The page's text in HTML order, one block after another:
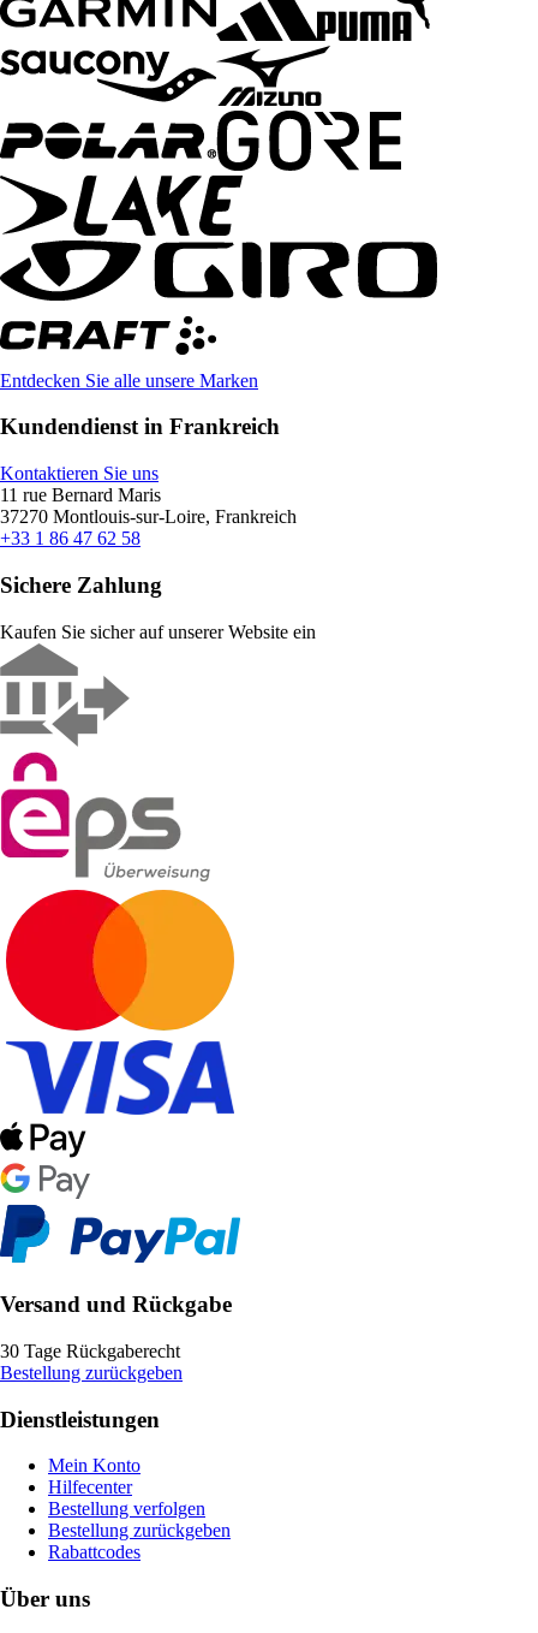
Entdecken Sie alle unsere Marken
Kundendienst in Frankreich
Kontaktieren Sie uns
11 rue Bernard Maris
37270 Montlouis-sur-Loire, Frankreich
+33 1 86 47 62 58
Sichere Zahlung
Kaufen Sie sicher auf unserer Website ein
Versand und Rückgabe
30 Tage Rückgaberecht
Bestellung zurückgeben
Dienstleistungen
Mein Konto
Hilfecenter
Bestellung verfolgen
Bestellung zurückgeben
Rabattcodes
Über uns